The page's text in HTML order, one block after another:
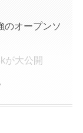
のオープンソ
が大公開